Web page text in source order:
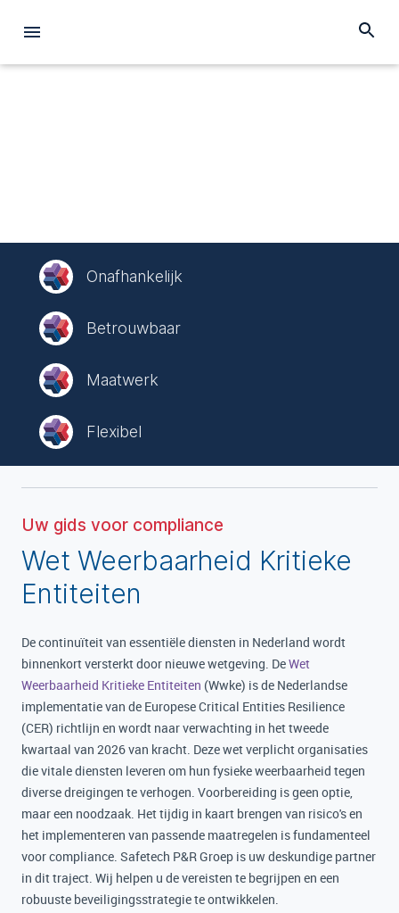
Onafhankelijk
Betrouwbaar
Maatwerk
Flexibel
Uw gids voor compliance
Wet Weerbaarheid Kritieke
Entiteiten
De continuïteit van essentiële diensten in Nederland wordt
binnenkort versterkt door nieuwe wetgeving. DeWet
Weerbaarheid Kritieke Entiteiten (Wwke) is de Nederlandse
implementatie van de Europese Critical Entities Resilience
(CER) richtlijn en wordt naar verwachting in het tweede
kwartaal van 2026 van kracht. Deze wet verplicht organisaties
die vitale diensten leveren om hun fysieke weerbaarheid tegen
diverse dreigingen te verhogen. Voorbereiding is geen optie,
maar een noodzaak. Het tijdig in kaart brengen van risico's en
het implementeren van passende maatregelen is fundamenteel
voor compliance. Safetech P&R Groep is uw deskundige partner
in dit traject. Wij helpen u de vereisten te begrijpen en een
robuuste beveiligingsstrategie te ontwikkelen.